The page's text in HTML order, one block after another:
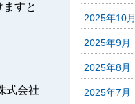
すと
式会社
2025年10月
2025年9月
2025年8月
2025年7月